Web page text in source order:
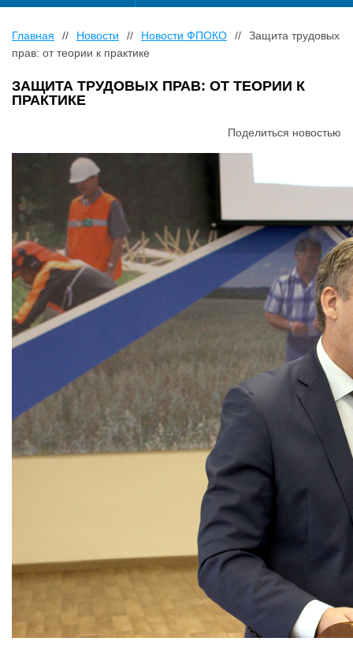
Главная // Новости // Новости ФПОКО //
Защита трудовых
прав: от теории к практике
ЗАЩИТА ТРУДОВЫХ ПРАВ: ОТ ТЕОРИИ К
ПРАКТИКЕ
Поделиться новостью